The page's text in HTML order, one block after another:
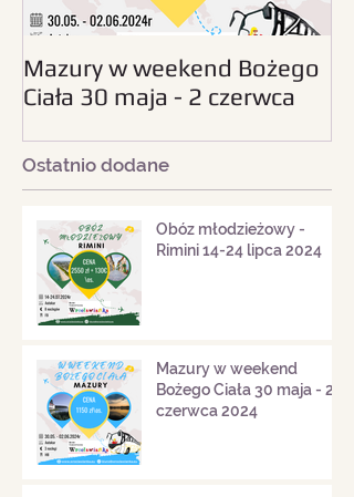
Mazury w weekend Bożego
Ciała 30 maja - 2 czerwca
Ostatnio dodane
Obóz młodzieżowy -
Rimini 14-24 lipca 2024
Mazury w weekend
Bożego Ciała 30 maja - 2
czerwca 2024